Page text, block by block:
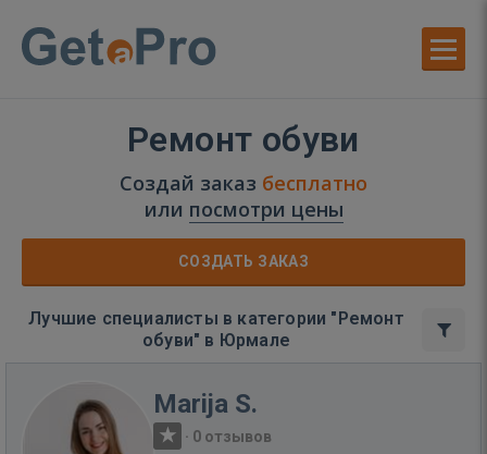
Ремонт обуви
Создай заказ бесплатно
или посмотри цены
СОЗДАТЬ ЗАКАЗ
Лучшие специалисты в категории "Ремонт
обуви" в Юрмале
Marija S.
· 0 отзывов